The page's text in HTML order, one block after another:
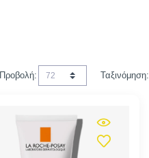
Προβολή: Ταξινόμηση: